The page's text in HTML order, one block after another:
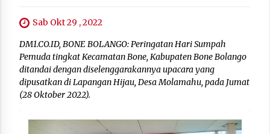
Sab Okt 29 , 2022
DM1.CO.ID, BONE BOLANGO: Peringatan Hari Sumpah
Pemuda tingkat Kecamatan Bone, Kabupaten Bone Bolango
ditandai dengan diselenggarakannya upacara yang
dipusatkan di Lapangan Hijau, Desa Molamahu, pada Jumat
(28 Oktober 2022).